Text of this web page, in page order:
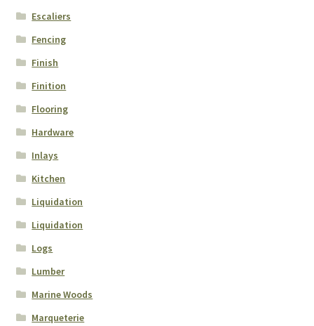
Escaliers
Fencing
Finish
Finition
Flooring
Hardware
Inlays
Kitchen
Liquidation
Liquidation
Logs
Lumber
Marine Woods
Marqueterie